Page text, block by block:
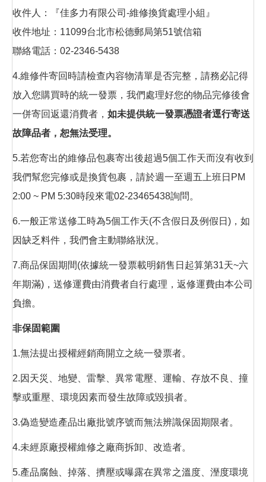
收件人：『佳多力有限公司-維修換貨處理小組』
收件地址：11099台北市松德郵局第51號信箱
聯絡電話：02-2346-5438
4.維修件寄回時請檢查內容物清單是否完整，請務必記得
放入您購買時的統一發票，我們處理好您的物品完修後會
一併寄回返還消費者， 如未提供統一發票憑證者逕行寄送
故障品者，恕無法受理。
5.若您寄出的維修品包裹寄出後超過5個工作天而沒有收到
我們幫您完修或是換貨包裹，請於週一至週五上班日PM
2:00 ~ PM 5:30時段來電02-23465438詢問。
6.一般正常送修工時為5個工作天(不含假日及例假日)，如
因缺乏料件，我們會主動聯絡狀況。
7.商品保固期間(依據統一發票載明銷售日起算第31天~六
年期滿)，送修運費由消費者自行處理，返修運費由本公司
負擔。
非保固範圍
1.無法提出授權經銷商開立之統一發票者。
2.因天災、地變、雷擊、異常電壓、運輸、存放不良、撞
擊或重壓、環境因素而發生故障或毀損者。
3.偽造變造產品出廠批號序號而無法辨識保固期限者。
4.未經原廠授權維修之廠商拆卸、改造者。
5.產品腐蝕、掉落、擠壓或曝露在異常之溫度、溼度環境